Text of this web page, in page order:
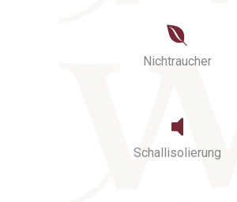
Nichtraucher
Schallisolierung